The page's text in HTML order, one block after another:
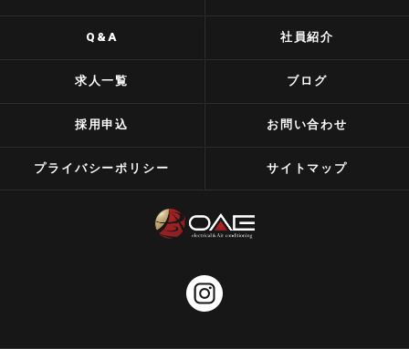
Q&A 社員紹介
求人一覧 ブログ
採用申込 お問い合わせ
プライバシーポリシー サイトマップ